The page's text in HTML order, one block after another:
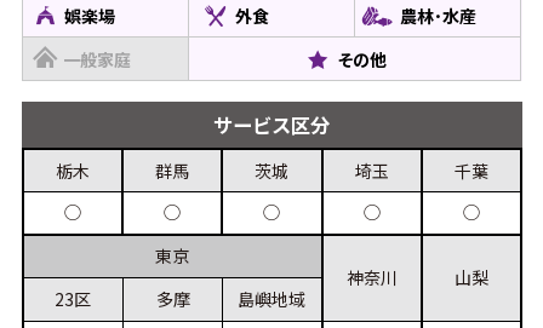
娯楽場
外食
農林･水産
一般家庭
その他
サービス区分
栃木
◯
群馬
◯
茨城
◯
埼玉
◯
千葉
◯
東京
23区
多摩
島嶼地域
神奈川 山梨